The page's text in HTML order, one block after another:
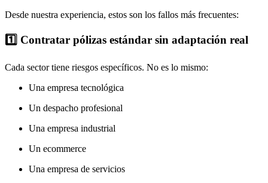
Desde nuestra experiencia, estos son los fallos más frecuentes:
1️⃣ Contratar pólizas estándar sin adaptación real
Cada sector tiene riesgos específicos. No es lo mismo:
Una empresa tecnológica
Un despacho profesional
Una empresa industrial
Un ecommerce
Una empresa de servicios